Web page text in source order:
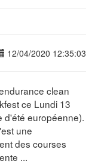
12/04/2020 12:35:03
clean
ce Lundi 13
d'été européenne).
une
des courses
...